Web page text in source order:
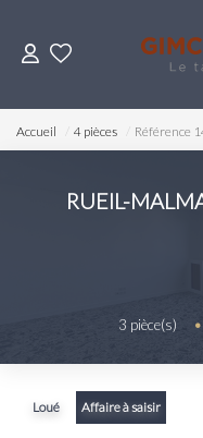
Accueil 4 pièces Référence
RUEIL-
3 pièce(s) •
Loué Affaire à saisir